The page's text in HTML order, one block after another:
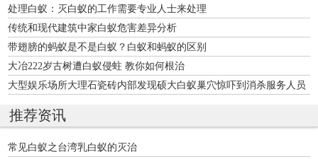
处理白蚁：灭白蚁的工作需要专业人士来处理
传统和现代建筑中家白蚁危害差异分析
带翅膀的蚂蚁是不是白蚁？白蚁和蚂蚁的区别
大冶222岁古树遭白蚁侵蛀 教你如何根治
大型娱乐场所大理石瓷砖内部发现硕大白蚁巢穴惊吓到消杀服务人员
推荐资讯
常见白蚁之台湾乳白蚁的灭治